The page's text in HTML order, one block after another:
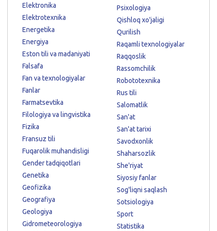
Elektronika
Elektrotexnika
Energetika
Energiya
Eston tili va madaniyati
Falsafa
Fan va texnologiyalar
Fanlar
Farmatsevtika
Filologiya va lingvistika
Fizika
Fransuz tili
Fuqarolik muhandisligi
Gender tadqiqotlari
Genetika
Geofizika
Geografiya
Geologiya
Gidrometeorologiya
Psixologiya
Qishloq xo'jaligi
Qurilish
Raqamli texnologiyalar
Raqqoslik
Rassomchilik
Robototexnika
Rus tili
Salomatlik
San'at
San'at tarixi
Savodxonlik
Shaharsozlik
She'riyat
Siyosiy fanlar
Sog'liqni saqlash
Sotsiologiya
Sport
Statistika